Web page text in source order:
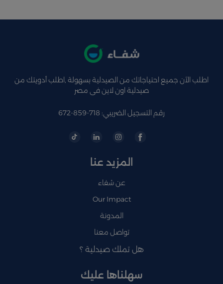
اطلب الآن جميع احتياجاتك من الصيدلية بسهولة ,اطلب أدويتك من
صيدلية اون لاين فى مصر
رقم التسجيل الضريبي: 718-859-672
المزيد عنا
عن شفاء
Our Impact
المدونة
تواصل معنا
هل تملك صيدلية ؟
سهلناها عليك